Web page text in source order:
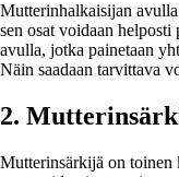
Mutterinhalkaisijan
sen osat voidaan
avulla, jotka painetaan
Näin saadaan tarvittava
2.
Mutterinsärkijä on toinen